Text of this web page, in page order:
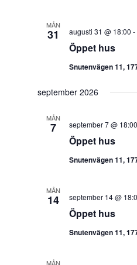
MÅN
31
Öppet hus
augusti 31 @ 18:00 -
Snutenvägen 11,
september 2026
MÅN
7
Öppet hus
september 7 @ 18:00
Snutenvägen 11,
MÅN
14
Öppet hus
september 14 @
Snutenvägen 11,
MÅN